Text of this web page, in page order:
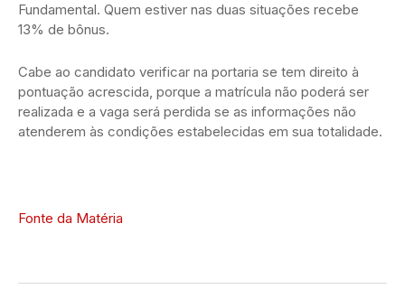
Fundamental. Quem estiver nas duas situações recebe
13% de bônus.
Cabe ao candidato verificar na portaria se tem direito à
pontuação acrescida, porque a matrícula não poderá ser
realizada e a vaga será perdida se as informações não
atenderem às condições estabelecidas em sua totalidade.
Fonte da Matéria